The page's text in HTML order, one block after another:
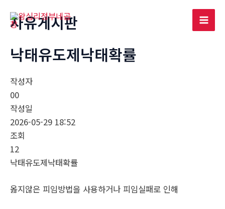
Main
자유게시판
낙태유도제낙태확률
작성자
00
작성일
2026-05-29 18:52
조회
12
낙태유도제낙태확률
옳지않은 피임방법을 사용하거나 피임실패로 인해